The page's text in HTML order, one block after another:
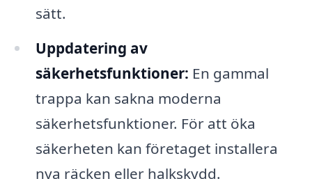
sätt.
Uppdatering av
säkerhetsfunktioner: En gammal
trappa kan sakna moderna
säkerhetsfunktioner. För att öka
säkerheten kan företaget installera
nya räcken eller halkskydd.